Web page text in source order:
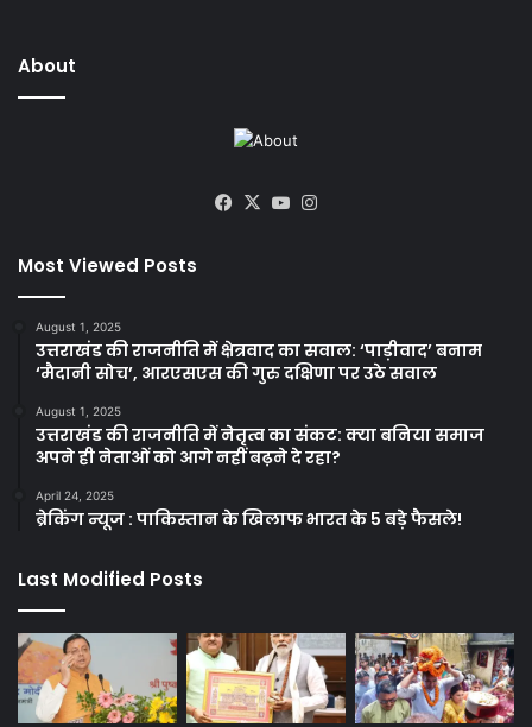
About
Facebook
X YouTube
Most Viewed Posts
August 1, 2025
उत्तराखंड की राजनीति में क्षेत्रवाद का सवाल: ‘पाड़ीवाद’ बनाम
‘मैदानी सोच’, आरएसएस की गुरु दक्षिणा पर उठे सवाल
August 1, 2025
उत्तराखंड की राजनीति में नेतृत्व का संकट: क्या बनिया समाज
अपने ही नेताओं को आगे नहीं बढ़ने दे रहा?
April 24, 2025
ब्रेकिंग न्यूज : पाकिस्तान के खिलाफ भारत के 5 बड़े फैसले!
Last Modified Posts